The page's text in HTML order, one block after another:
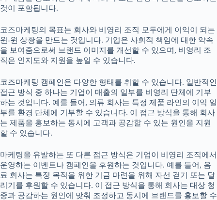
것이 포함됩니다.
코즈마케팅의 목표는 회사와 비영리 조직 모두에게 이익이 되는
윈-윈 상황을 만드는 것입니다. 기업은 사회적 책임에 대한 약속
을 보여줌으로써 브랜드 이미지를 개선할 수 있으며, 비영리 조
직은 인지도와 지원을 높일 수 있습니다.
코즈마케팅 캠페인은 다양한 형태를 취할 수 있습니다. 일반적인
접근 방식 중 하나는 기업이 매출의 일부를 비영리 단체에 기부
하는 것입니다. 예를 들어, 의류 회사는 특정 제품 라인의 이익 일
부를 환경 단체에 기부할 수 있습니다. 이 접근 방식을 통해 회사
는 제품을 홍보하는 동시에 고객과 공감할 수 있는 원인을 지원
할 수 있습니다.
마케팅을 유발하는 또 다른 접근 방식은 기업이 비영리 조직에서
운영하는 이벤트나 캠페인을 후원하는 것입니다. 예를 들어, 음
료 회사는 특정 목적을 위한 기금 마련을 위해 자선 걷기 또는 달
리기를 후원할 수 있습니다. 이 접근 방식을 통해 회사는 대상 청
중과 공감하는 원인에 맞춰 조정하고 동시에 브랜드를 홍보할 수